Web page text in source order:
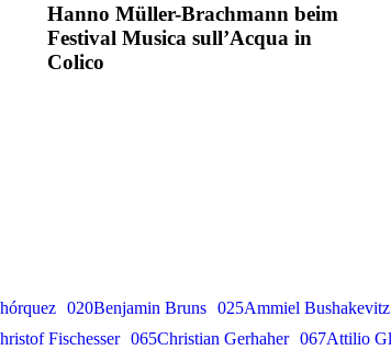
Hanno Müller-Brachmann beim
Festival Musica sull’Acqua in
Colico
020Benjamin Bruns 025Ammiel Bushakevitz
Fischesser 065Christian Gerhaher 067Attilio